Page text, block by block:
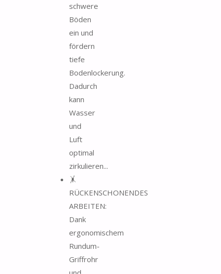
schwere
Böden
ein und
fördern
tiefe
Bodenlockerung.
Dadurch
kann
Wasser
und
Luft
optimal
zirkulieren...
🤸
RÜCKENSCHONENDES
ARBEITEN:
Dank
ergonomischem
Rundum-
Griffrohr